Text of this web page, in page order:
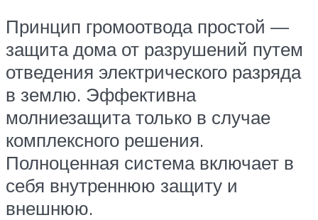
Принцип громоотвода простой —
защита дома от разрушений путем
отведения электрического разряда
в землю. Эффективна
молниезащита только в случае
комплексного решения.
Полноценная система включает в
себя внутреннюю защиту и
внешнюю.